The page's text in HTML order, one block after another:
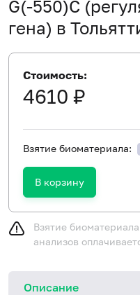
G(-550)C
гена) в
Стоимость:
4610 ₽
Взятие биоматериала:
В корзину
Взятие
анализов
Описание